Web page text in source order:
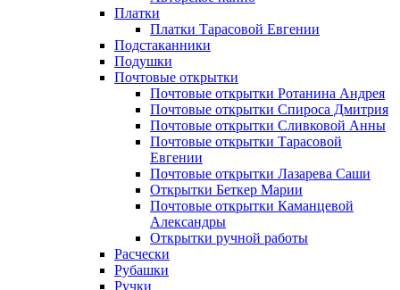
Платки
Платки Тарасовой Евгении
Подстаканники
Подушки
Почтовые открытки
Почтовые открытки Ротанина Андрея
Почтовые открытки Спироса Дмитрия
Почтовые открытки Сливковой Анны
Почтовые открытки Тарасовой
Евгении
Почтовые открытки Лазарева Саши
Открытки Беткер Марии
Почтовые открытки Каманцевой
Александры
Открытки ручной работы
Расчески
Рубашки
Ручки